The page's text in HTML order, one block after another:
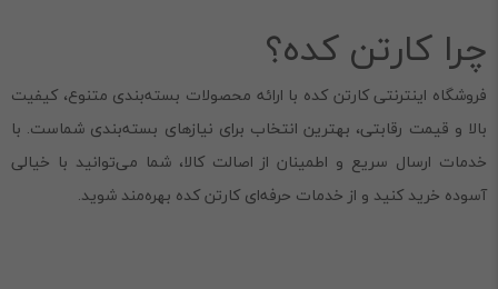
چرا کارتن کده؟
فروشگاه اینترنتی کارتن کده با ارائه محصولات بسته‌بندی متنوع، کیفیت
بالا و قیمت رقابتی، بهترین انتخاب برای نیازهای بسته‌بندی شماست. با
خدمات ارسال سریع و اطمینان از اصالت کالا، شما می‌توانید با خیالی
آسوده خرید کنید و از خدمات حرفه‌ای کارتن کده بهره‌مند شوید.